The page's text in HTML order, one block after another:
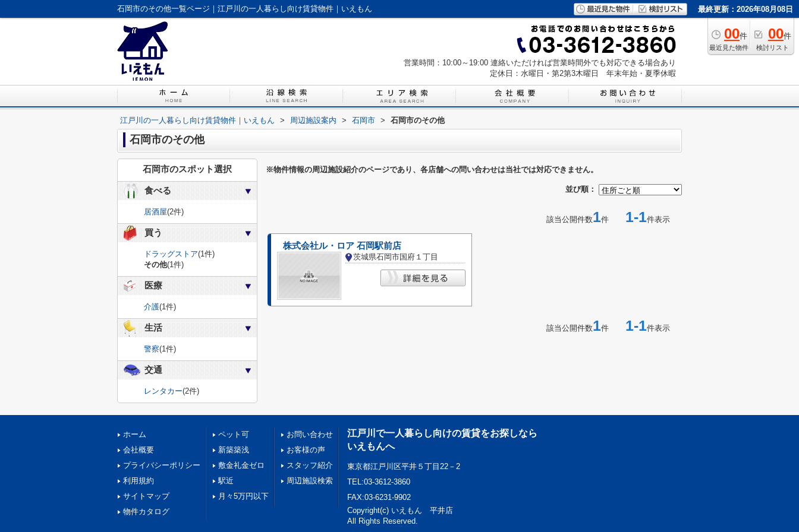
石岡市のその他一覧ページ｜江戸川の一人暮らし向け賃貸物件｜いえもん 最終更新：2026年08月08日
00件
最近見た物件
00件
検討リスト
営業時間：10:00～19:00 連絡いただければ営業時間外でも対応できる場合あり
定休日：水曜日・第2第3木曜日 年末年始・夏季休暇
江戸川の一人暮らし向け賃貸物件｜いえもん > 周辺施設案内 > 石岡市 > 石岡市のその他
石岡市のその他
※物件情報の周辺施設紹介のページであり、各店舗への問い合わせは当社では対応できません。
並び順：
該当公開件数1件 1-1件表示
株式会社ル・ロア 石岡駅前店
茨城県石岡市国府１丁目
該当公開件数1件 1-1件表示
石岡市のスポット選択
食べる
居酒屋(2件)
買う
ドラッグストア(1件)
その他(1件)
医療
介護(1件)
生活
警察(1件)
交通
レンタカー(2件)
ホーム
会社概要
プライバシーポリシー
利用規約
サイトマップ
物件カタログ
ペット可
新築築浅
敷金礼金ゼロ
駅近
月々5万円以下
お問い合わせ
お客様の声
スタッフ紹介
周辺施設検索
江戸川で一人暮らし向けの賃貸をお探しなら
いえもんへ
東京都江戸川区平井５丁目22－2
TEL:03-3612-3860
FAX:03-6231-9902
Copyright(c) いえもん 平井店
All Rights Reserved.